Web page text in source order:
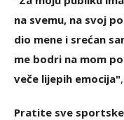
na svemu, na svoj
dio mene i srećan
me bodri na mom
veče lijepih emocija"
Pratite sve